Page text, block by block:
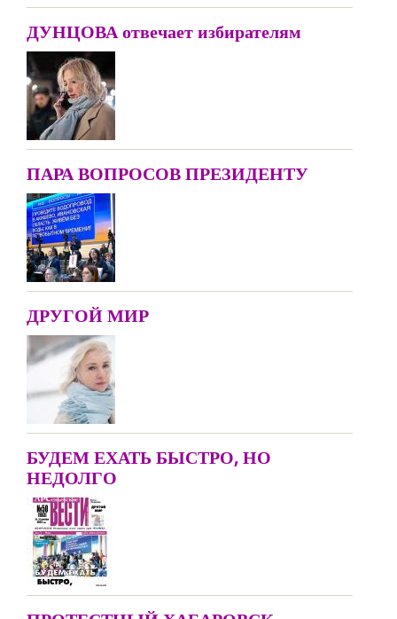
ДУНЦОВА отвечает избирателям
ПАРА ВОПРОСОВ ПРЕЗИДЕНТУ
ДРУГОЙ МИР
БУДЕМ ЕХАТЬ БЫСТРО, НО
НЕДОЛГО